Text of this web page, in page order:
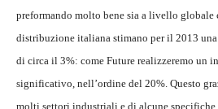
preformando molto bene sia a livello globale
distribuzione italiana stimano per il 2013
di circa il 3%: come Future realizzeremo un
significativo, nell’ordine del 20%. Questo
molti settori industriali e di alcune specifiche